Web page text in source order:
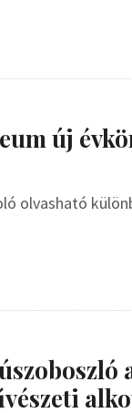
új
olvasható